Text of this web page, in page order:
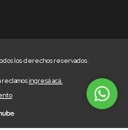
los derechos reservados.
ingresá acá.